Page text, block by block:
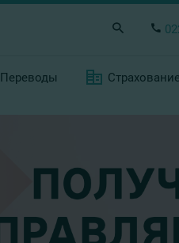
Переводы Страхование